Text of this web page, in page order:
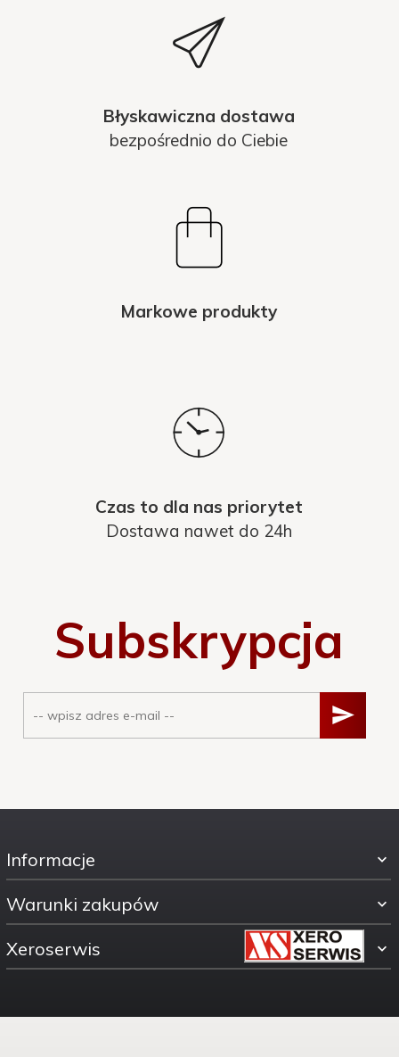
Błyskawiczna dostawa
bezpośrednio do Ciebie
Markowe produkty
Czas to dla nas priorytet
Dostawa nawet do 24h
Subskrypcja
Informacje
Warunki zakupów
Xeroserwis